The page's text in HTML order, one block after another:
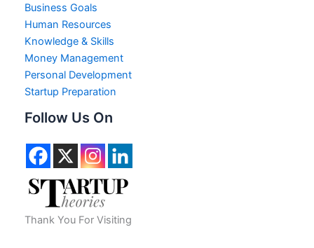
Business Goals
Human Resources
Knowledge & Skills
Money Management
Personal Development
Startup Preparation
Follow Us On
Thank You For Visiting